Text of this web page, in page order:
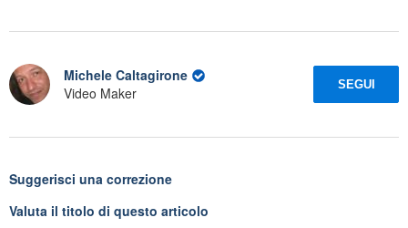
Michele Caltagirone
Video Maker
SEGUI
Suggerisci una correzione
Valuta il titolo di questo articolo